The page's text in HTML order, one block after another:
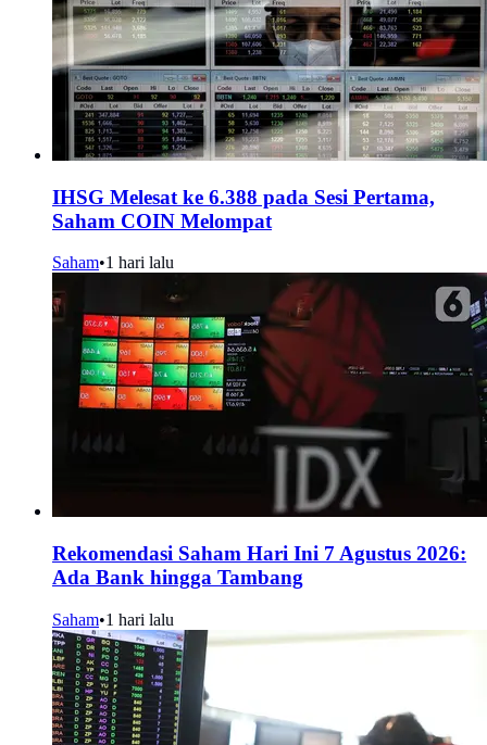
IHSG Melesat ke 6.388 pada Sesi Pertama,
Saham COIN Melompat
Saham•1 hari lalu
Rekomendasi Saham Hari Ini 7 Agustus 2026:
Ada Bank hingga Tambang
Saham•1 hari lalu